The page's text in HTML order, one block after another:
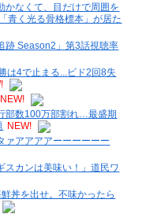
かなくて、目だけで周囲を
青く光る骨格標本」が居た
Season2」第3話視聴率
は4で止まる...ビド2回8失
NEW!
部数100万部割れ…最盛期
NEW!
ァアアアアーーーーーー
スカンは美味い！」道民ワ
丼を出せ。不味かったら